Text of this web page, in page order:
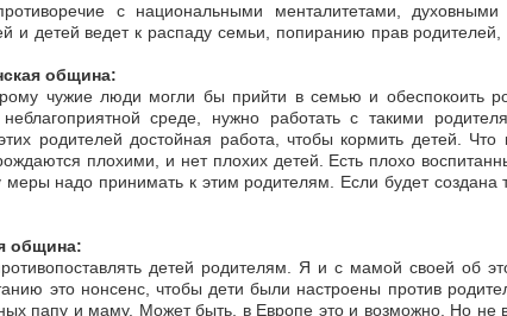
с национальными менталитетами, духовными
и детей ведет к распаду семьи, попиранию прав
община:
чужие люди могли бы прийти в семью и обеспокоить
среде, нужно работать с такими
родителей достойная работа, чтобы кормить детей. Что
плохими, и нет плохих детей. Есть плохо
надо принимать к этим родителям. Если будет создана
община:
детей родителям. Я и с мамой своей об
это нонсенс, чтобы дети были настроены против
папу и маму. Может быть, в Европе это и возможно. Но не